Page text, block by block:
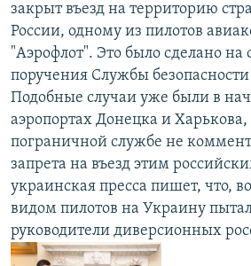
закрыт въезд на территорию
России, одному из пилотов
"Аэрофлот". Это было сделано на
поручения Службы
Подобные случаи уже были в
аэропортах Донецка и
пограничной службе не
запрета на въезд этим
украинская пресса пишет, что,
видом пилотов на Украину
руководители диверсионных